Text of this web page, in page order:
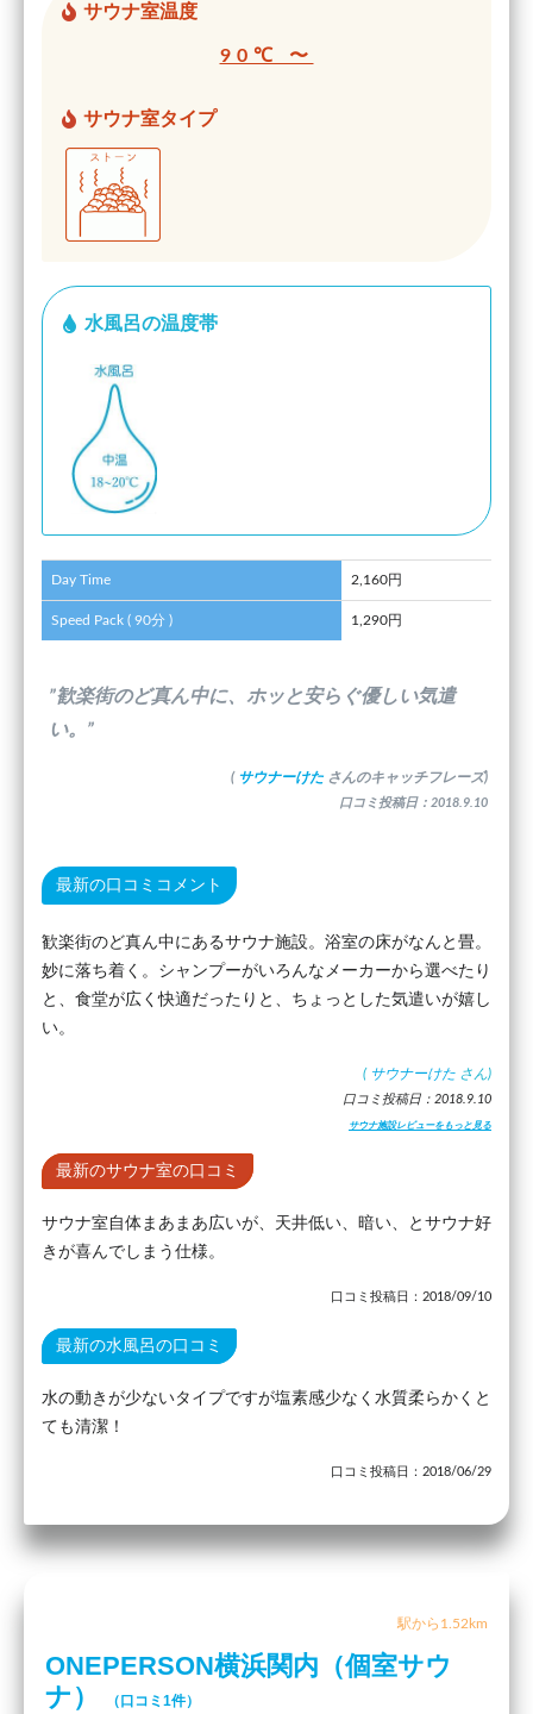
サウナ室温度
90℃ 〜
サウナ室タイプ
水風呂の温度帯
Day Time 2,160円
Speed Pack ( 90分 ) 1,290円
”歓楽街のど真ん中に、ホッと安らぐ優しい気遣
い。”
( サウナーけた さんのキャッチフレーズ)
口コミ投稿日：2018.9.10
最新の口コミコメント
歓楽街のど真ん中にあるサウナ施設。浴室の床がなんと畳。
妙に落ち着く。シャンプーがいろんなメーカーから選べたり
と、食堂が広く快適だったりと、ちょっとした気遣いが嬉し
い。
( サウナーけた さん)
口コミ投稿日：2018.9.10
サウナ施設レビューをもっと見る
最新のサウナ室の口コミ
サウナ室自体まあまあ広いが、天井低い、暗い、とサウナ好
きが喜んでしまう仕様。
口コミ投稿日：2018/09/10
最新の水風呂の口コミ
水の動きが少ないタイプですが塩素感少なく水質柔らかくと
ても清潔！
口コミ投稿日：2018/06/29
駅から1.52km
ONEPERSON横浜関内（個室サウ
ナ）
（口コミ1件）